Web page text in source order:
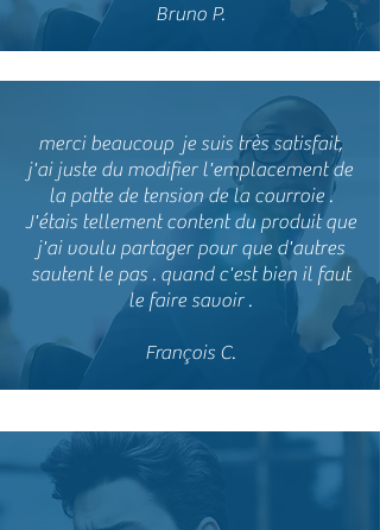
Bruno P.
merci beaucoup je suis très satisfait,
j'ai juste du modifier l'emplacement de
la patte de tension de la courroie .
J'étais tellement content du produit que
j'ai voulu partager pour que d'autres
sautent le pas . quand c'est bien il faut
le faire savoir .
François C.